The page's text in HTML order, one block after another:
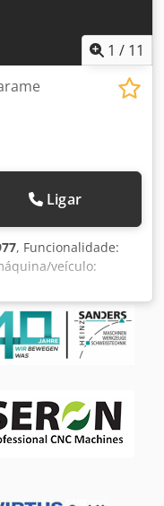
1 / 11
Ligar
, Funcionalidade:
veículo:
7603 Tipo de
arame Marca:
DaE Ano de
1-8 mm
-